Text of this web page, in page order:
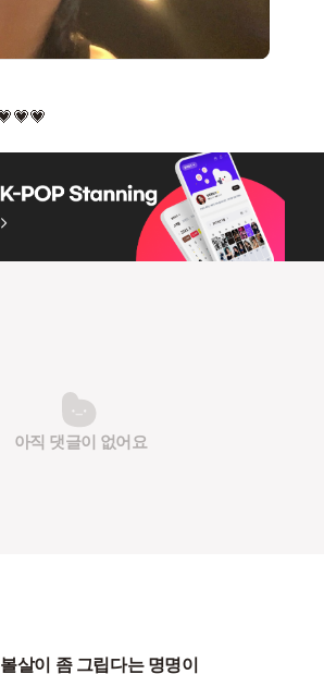
아직 댓글이 없어요
볼살이 좀 그립다는 명명이